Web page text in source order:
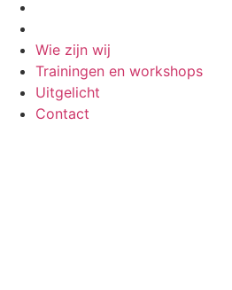
naar
inhoud
Wie zijn wij
Trainingen en workshops
Uitgelicht
Contact